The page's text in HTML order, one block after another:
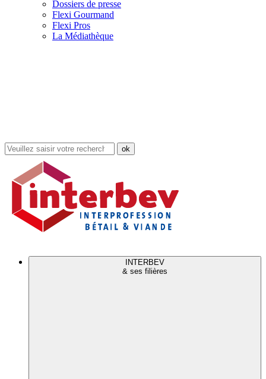
Dossiers de presse
Flexi Gourmand
Flexi Pros
La Médiathèque
Rechercher
dans
site
INTERBEV
& ses filières